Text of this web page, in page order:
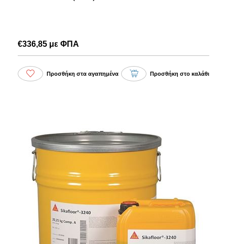
€336,85 με ΦΠΑ
Προσθήκη στα αγαπημένα Προσθήκη στο καλάθι